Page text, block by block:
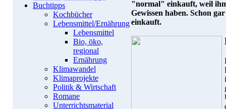
Buchtipps
Kochbücher
Lebensmittel/Ernährung
Lebensmittel
Bio, öko,
regional
Ernährung
Klimawandel
Klimaprojekte
Politik & Wirtschaft
Romane
Unterrichtsmaterial
"normal" einkauft, weil
Gewissen haben. Schon
einkauft.